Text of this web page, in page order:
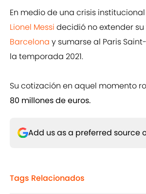
En medio de una crisis
Lionel Messi decidió no extender
Barcelona y sumarse al Paris
la temporada 2021.
Su cotización en aquel momento
80 millones de euros.
Add us as a preferred source
Tags Relacionados